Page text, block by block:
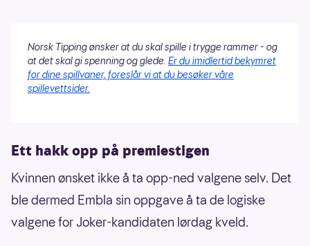
Norsk Tipping ønsker at du skal spille i trygge rammer - og
at det skal gi spenning og glede. Er du imidlertid bekymret
for dine spillvaner, foreslår vi at du besøker våre
spillevettsider.
Ett hakk opp på premiestigen
Kvinnen ønsket ikke å ta opp-ned valgene selv. Det
ble dermed Embla sin oppgave å ta de logiske
valgene for Joker-kandidaten lørdag kveld.